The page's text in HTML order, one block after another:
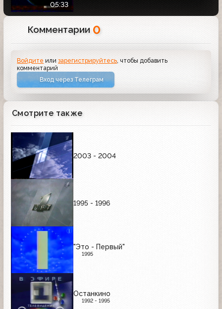
05:33
Комментарии 0
Войдите илизарегистрируйтесь , чтобы добавить
комментарий
Вход через Телеграм
Смотрите также
2003 - 2004
1995 - 1996
"Это - Первый"
1995
Останкино
1992 - 1995